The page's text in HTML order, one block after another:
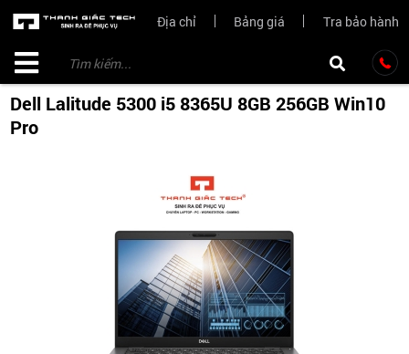
Địa chỉ Bảng giá Tra bảo hành
Dell Lalitude 5300 i5 8365U 8GB 256GB Win10
Pro